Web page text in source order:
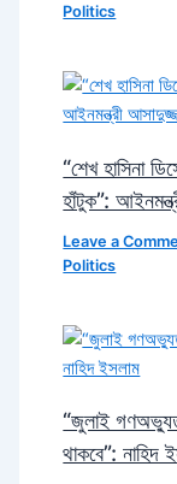
Politics
“শেখ হাসিনা
হাঁটুক”:
Leave a
Politics
“জুলাই
থাকবে”: নাহিদ